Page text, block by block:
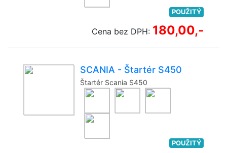
POUŽITÝ
Cena bez DPH: 180,00,-
SCANIA - Štartér S450
Štartér Scania S450
POUŽITÝ